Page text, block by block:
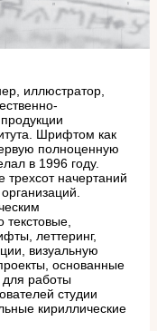
иллюстратор,
Шрифтом как
полноценную
в 1996 году.
трехсот начертаний
леттеринг,
визуальную
основанные
для работы
студии
кириллические